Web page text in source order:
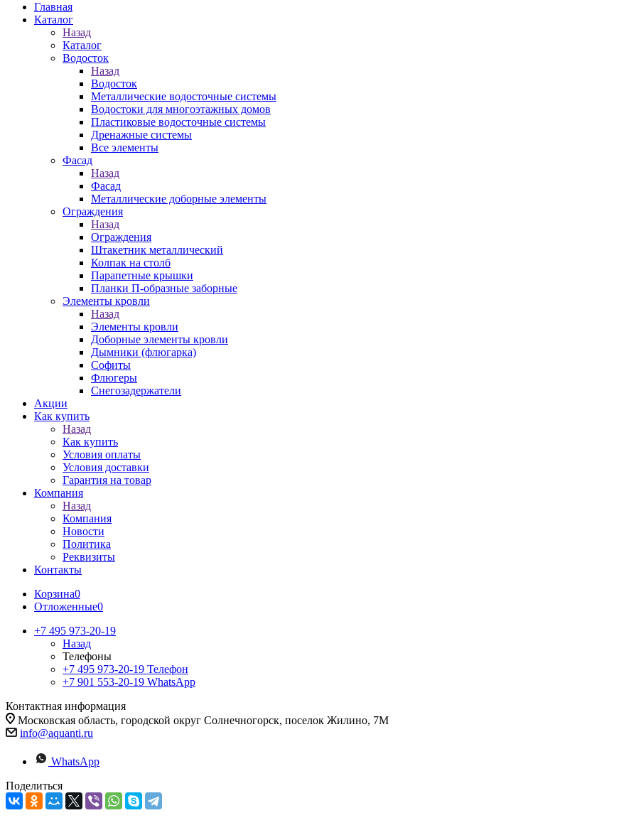
Главная
Каталог
Назад
Каталог
Водосток
Назад
Водосток
Металлические водосточные системы
Водостоки для многоэтажных домов
Пластиковые водосточные системы
Дренажные системы
Все элементы
Фасад
Назад
Фасад
Металлические доборные элементы
Ограждения
Назад
Ограждения
Штакетник металлический
Колпак на столб
Парапетные крышки
Планки П-образные заборные
Элементы кровли
Назад
Элементы кровли
Доборные элементы кровли
Дымники (флюгарка)
Софиты
Флюгеры
Снегозадержатели
Акции
Как купить
Назад
Как купить
Условия оплаты
Условия доставки
Гарантия на товар
Компания
Назад
Компания
Новости
Политика
Реквизиты
Контакты
Корзина0
Отложенные0
+7 495 973-20-19
Назад
Телефоны
+7 495 973-20-19 Телефон
+7 901 553-20-19 WhatsApp
Контактная информация
Московская область, городской округ Солнечногорск, поселок Жилино, 7М
info@aquanti.ru
WhatsApp
Поделиться